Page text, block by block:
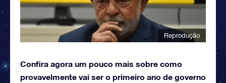
Reprodução
Confira agora um pouco mais sobre como
provavelmente vai ser o primeiro ano de governo